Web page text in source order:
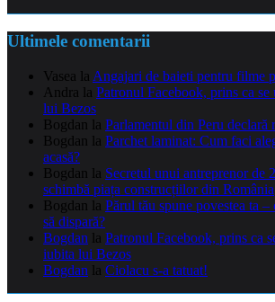
Ultimele comentarii
Vasea la Angajari de baieti pentru filme
Andra la Patronul Facebook, prins ca
lui Bezos
Bogdan la Parlamentul din Peru declară
Bogdan la Parchet laminat: Cum faci
acasă?
Bogdan la Secretul unui antreprenor de
schimbă piața construcțiilor din România
Bogdan la Părul tău spune povestea ta
să dispară?
Bogdan la Patronul Facebook, prins ca
iubita lui Bezos
Bogdan la Ciolacu s-a tatuat!